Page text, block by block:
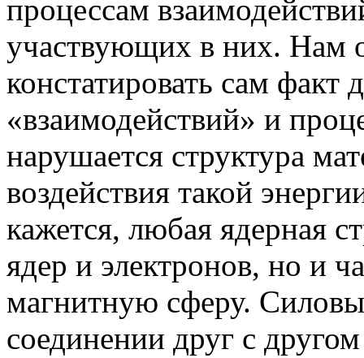
процессам
участвующих в них. Нам
констатировать сам факт
«взаимодействий» и
нарушается структура
воздействия такой
кажется, любая ядерная
ядер и электронов, но и
магнитную сферу.
соединении друг с